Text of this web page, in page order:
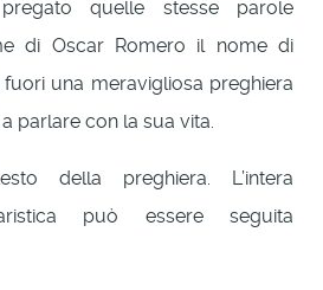
quelle stesse parole
di Oscar Romero il nome di
una meravigliosa preghiera
parlare con la sua vita.
della preghiera. L’intera
può essere seguita